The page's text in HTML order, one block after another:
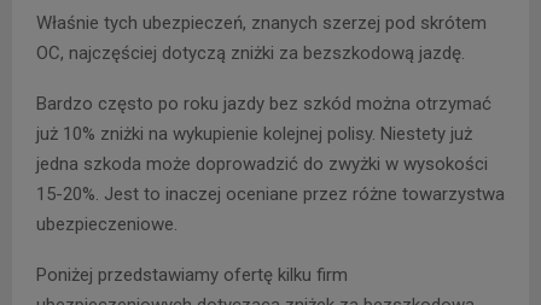
Właśnie tych ubezpieczeń, znanych szerzej pod skrótem
OC, najczęściej dotyczą zniżki za bezszkodową jazdę.
Bardzo często po roku jazdy bez szkód można otrzymać
już 10% zniżki na wykupienie kolejnej polisy. Niestety już
jedna szkoda może doprowadzić do zwyżki w wysokości
15-20%. Jest to inaczej oceniane przez różne towarzystwa
ubezpieczeniowe.
Poniżej przedstawiamy ofertę kilku firm